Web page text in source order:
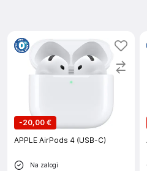
-20,00 €
APPLE AirPods 4 (USB-C)
Na zalogi